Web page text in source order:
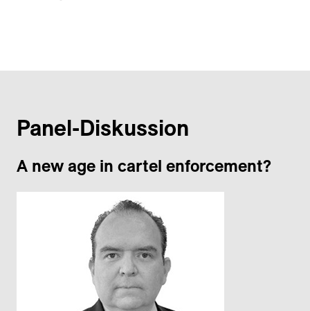
Panel-Diskussion
A new age in cartel enforcement?